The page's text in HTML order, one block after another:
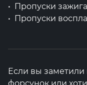
Пропуски
Пропуски
Если вы